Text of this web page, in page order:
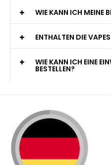
WIE KANN ICH MEINE
ENTHALTEN DIE
WIE KANN ICH EINE
BESTELLEN?